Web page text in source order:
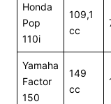
Honda
Pop
110i
109,1
cc
Yamaha
Factor
150
149
cc